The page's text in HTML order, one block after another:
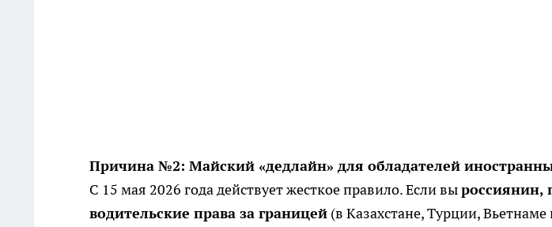
Причина №2: Майский «дедлайн» для обладателей
С 15 мая 2026 года действует жесткое правило. Если выроссиянин,
водительские права за границей (в Казахстане, Турции, Вьетнаме